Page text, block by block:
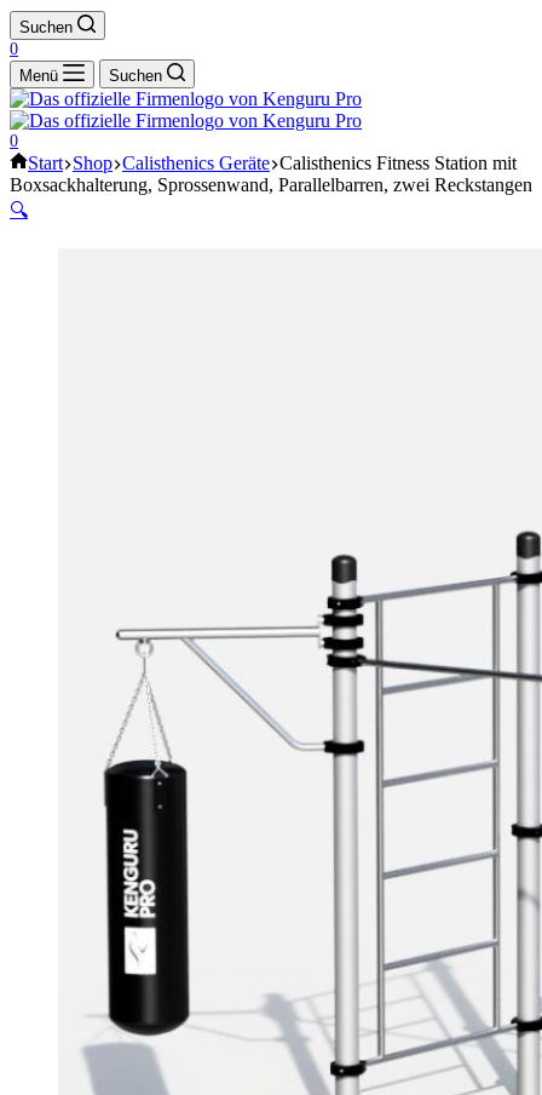
Suchen
0
Menü
Suchen
0
Start Shop Calisthenics Geräte Calisthenics Fitness Station mit
Boxsackhalterung, Sprossenwand, Parallelbarren, zwei Reckstangen
🔍